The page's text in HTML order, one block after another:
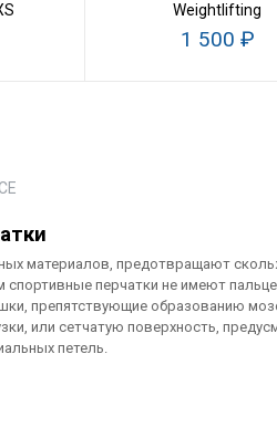
Weightlifting
1 500 ₽
материалов, предотвращают
спортивные перчатки не имеют
препятствующие образованию
или сетчатую поверхность,
петель.